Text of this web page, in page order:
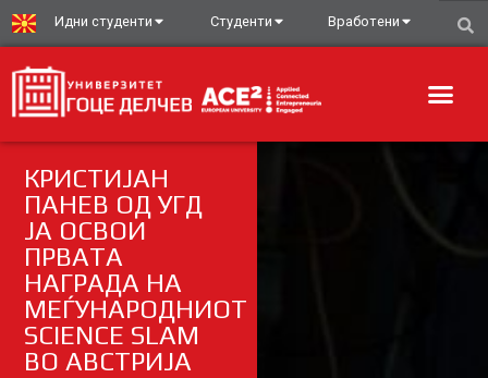
Идни студенти Студенти Вработени
КРИСТИЈАН
ПАНЕВ ОД УГД
ЈА ОСВОИ
ПРВАТА
НАГРАДА НА
МЕЃУНАРОДНИОТ
SCIENCE SLAM
ВО АВСТРИЈА